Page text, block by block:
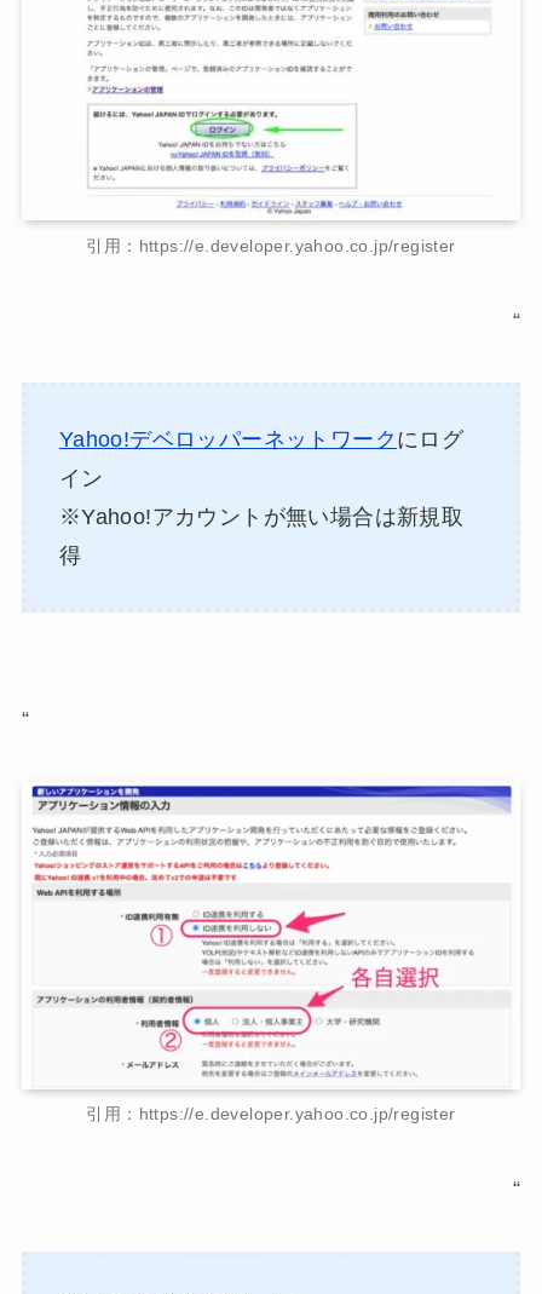
引用：https://e.developer.yahoo.co.jp/register
“
Yahoo!デベロッパーネットワーク にログ
イン
※Yahoo!アカウントが無い場合は新規取
得
“
引用：https://e.developer.yahoo.co.jp/register
“